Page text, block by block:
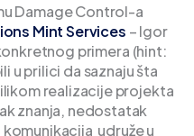
Damage Control-a
Mint Services – Igor
primera (hint:
u prilici da saznaju šta
realizacije projekta
znanja, nedostatak
udruže u